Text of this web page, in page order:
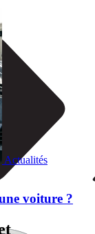
Actualités
voiture ?